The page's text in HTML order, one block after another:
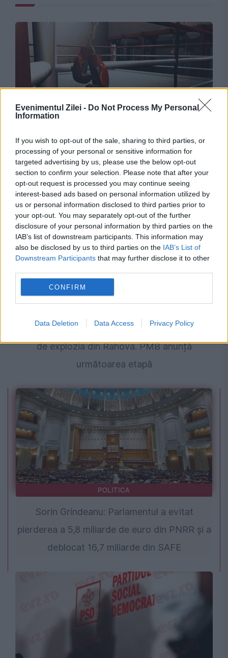
Evenimentul Zilei - Do Not Process My Personal
Information
If you wish to opt-out of the sale, sharing to third parties, or
processing of your personal or sensitive information for
targeted advertising by us, please use the below opt-out
section to confirm your selection. Please note that after your
opt-out request is processed you may continue seeing
interest-based ads based on personal information utilized by
us or personal information disclosed to third parties prior to
your opt-out. You may separately opt-out of the further
disclosure of your personal information by third parties on the
IAB’s list of downstream participants. This information may
also be disclosed by us to third parties on the IAB’s List of
Downstream Participants that may further disclose it to other
CONFIRM
Data Deletion Data Access Privacy Policy
Petrică Paraschiv, primul român campion
mondial la box profesionist, a ajuns din nou
după gratii. Ce pedeapsă execută
SOCIAL
Primele imagini din interiorul blocului distrus
de explozia din Rahova. PMB anunță
următoarea etapă
POLITICA
Sorin Grindeanu: Parlamentul a evitat
pierderea a 5,8 miliarde de euro din PNRR și a
deblocat 16,7 miliarde din SAFE